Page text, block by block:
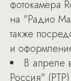
фотокамера
на "Радио
также
и
В апреле
Россия"